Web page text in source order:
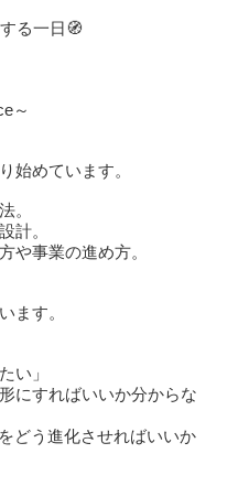
る一日🧭
～
始めています。
。
計。
や事業の進め方。
ます。
い」
にすればいいか分からな
どう進化させればいいか